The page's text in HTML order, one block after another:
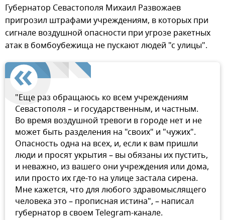
Губернатор Севастополя Михаил Развожаев
пригрозил штрафами учреждениям, в которых при
сигнале воздушной опасности при угрозе ракетных
атак в бомбоубежища не пускают людей "с улицы".
"Еще раз обращаюсь ко всем учреждениям
Севастополя – и государственным, и частным.
Во время воздушной тревоги в городе нет и не
может быть разделения на "своих" и "чужих".
Опасность одна на всех, и, если к вам пришли
люди и просят укрытия – вы обязаны их пустить,
и неважно, из вашего они учреждения или дома,
или просто их где-то на улице застала сирена.
Мне кажется, что для любого здравомыслящего
человека это – прописная истина", – написал
губернатор в своем Telegram-канале.